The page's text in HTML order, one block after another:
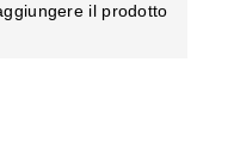
il prodotto